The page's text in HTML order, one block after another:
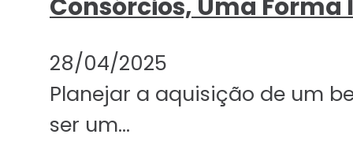
Consórcios, Uma Forma
28/04/2025
Planejar a aquisição de um
ser um…